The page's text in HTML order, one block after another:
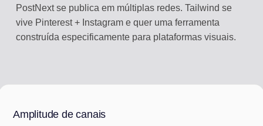
PostNext se publica em múltiplas redes. Tailwind se
vive Pinterest + Instagram e quer uma ferramenta
construída especificamente para plataformas visuais.
Amplitude de canais